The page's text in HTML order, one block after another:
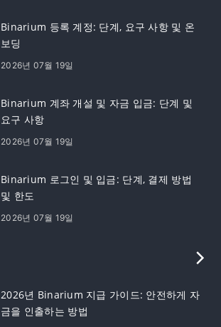
Binarium 등록 계정: 단계, 요구 사항 및 온
보딩
2026년 07월 19일
Binarium 계좌 개설 및 자금 입금: 단계 및
요구 사항
2026년 07월 19일
Binarium 로그인 및 입금: 단계, 결제 방법
및 한도
2026년 07월 19일
2026년 Binarium 지급 가이드: 안전하게 자
금을 인출하는 방법